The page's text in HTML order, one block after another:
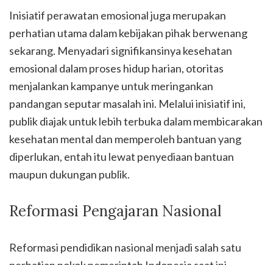
Inisiatif perawatan emosional juga merupakan
perhatian utama dalam kebijakan pihak berwenang
sekarang. Menyadari signifikansinya kesehatan
emosional dalam proses hidup harian, otoritas
menjalankan kampanye untuk meringankan
pandangan seputar masalah ini. Melalui inisiatif ini,
publik diajak untuk lebih terbuka dalam membicarakan
kesehatan mental dan memperoleh bantuan yang
diperlukan, entah itu lewat penyediaan bantuan
maupun dukungan publik.
Reformasi Pengajaran Nasional
Reformasi pendidikan nasional menjadi salah satu